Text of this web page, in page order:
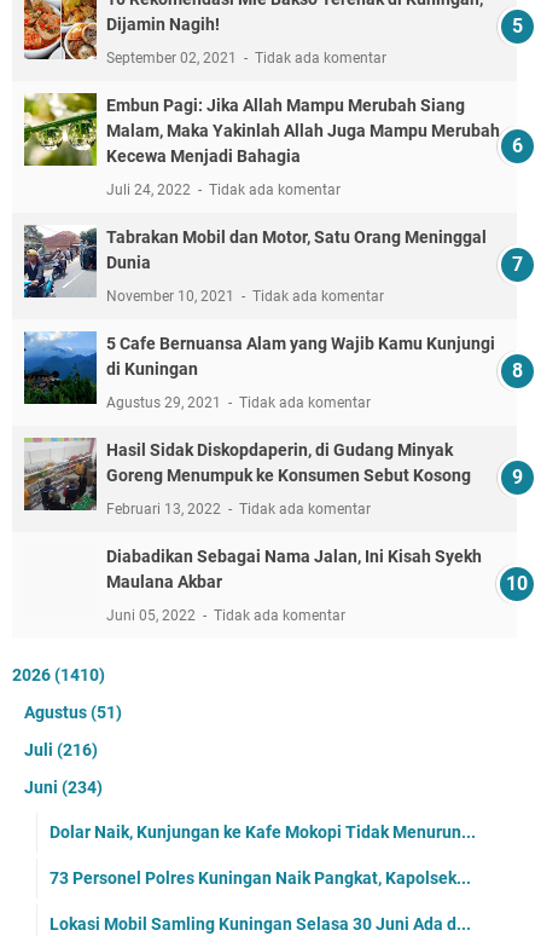
Dijamin Nagih!
September 02, 2021 Tidak ada komentar
Embun Pagi: Jika Allah Mampu Merubah Siang
Malam, Maka Yakinlah Allah Juga Mampu Merubah
Kecewa Menjadi Bahagia
Juli 24, 2022 Tidak ada komentar
Tabrakan Mobil dan Motor, Satu Orang Meninggal
Dunia
November 10, 2021 Tidak ada komentar
5 Cafe Bernuansa Alam yang Wajib Kamu Kunjungi
di Kuningan
Agustus 29, 2021 Tidak ada komentar
Hasil Sidak Diskopdaperin, di Gudang Minyak
Goreng Menumpuk ke Konsumen Sebut Kosong
Februari 13, 2022 Tidak ada komentar
Diabadikan Sebagai Nama Jalan, Ini Kisah Syekh
Maulana Akbar
Juni 05, 2022 Tidak ada komentar
2026(1410)
Agustus(51)
Juli (216)
Juni (234)
Dolar Naik, Kunjungan ke Kafe Mokopi Tidak Menurun...
73 Personel Polres Kuningan Naik Pangkat, Kapolsek...
Lokasi Mobil Samling Kuningan Selasa 30 Juni Ada d...